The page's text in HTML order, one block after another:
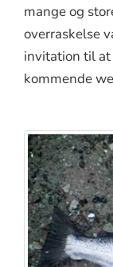
mange og
overraskelse
invitation til
kommende